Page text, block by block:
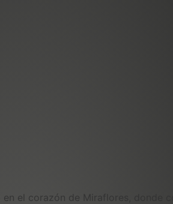
el corazón de Miraflores, donde